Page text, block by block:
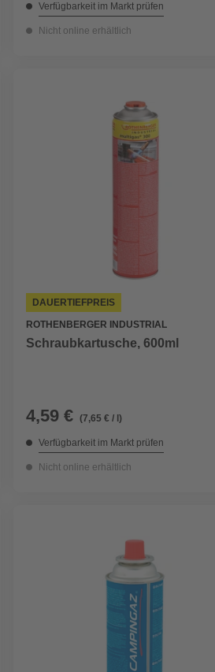
Verfügbarkeit im Markt prüfen
Nicht online erhältlich
DAUERTIEFPREIS
ROTHENBERGER INDUSTRIAL
Schraubkartusche, 600ml
4,59 € (7,65 € / l)
Verfügbarkeit im Markt prüfen
Nicht online erhältlich